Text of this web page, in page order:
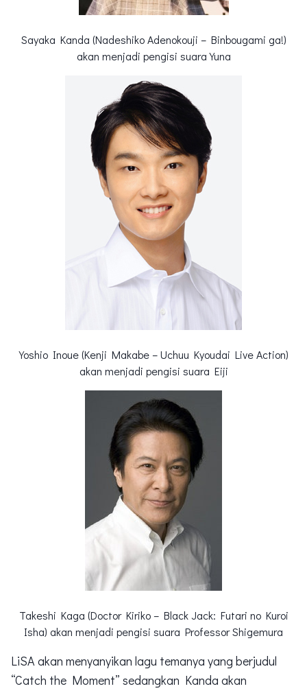
Sayaka Kanda (Nadeshiko Adenokouji – Binbougami ga!)
akan menjadi pengisi suara Yuna
Yoshio Inoue (Kenji Makabe – Uchuu Kyoudai Live Action)
akan menjadi pengisi suara Eiji
Takeshi Kaga (Doctor Kiriko – Black Jack: Futari no Kuroi
Isha) akan menjadi pengisi suara Professor Shigemura
LiSA akan menyanyikan lagu temanya yang berjudul
“Catch the Moment” sedangkan Kanda akan